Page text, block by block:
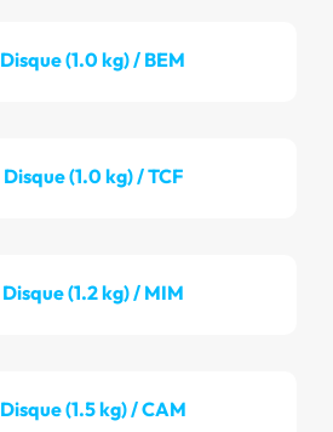
Disque (1.0 kg) / BEM
Disque (1.0 kg) / TCF
Disque (1.2 kg) / MIM
Disque (1.5 kg) / CAM